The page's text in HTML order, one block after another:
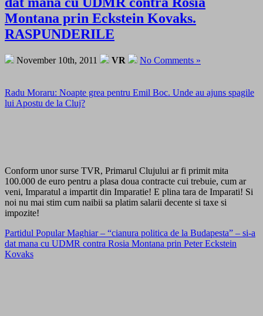
Montana prin Eckstein Kovaks.
RASPUNDERILE
November 10th, 2011 VR No Comments »
Radu Moraru: Noapte grea pentru Emil Boc. Unde au ajuns spagile
lui Apostu de la Cluj?
Conform unor surse TVR, Primarul Clujului ar fi primit mita
100.000 de euro pentru a plasa doua contracte cui trebuie, cum ar
veni, Imparatul a impartit din Imparatie! E plina tara de Imparati! Si
noi nu mai stim cum naibii sa platim salarii decente si taxe si
impozite!
Partidul Popular Maghiar – “cianura politica de la Budapesta” – si-a
dat mana cu UDMR contra Rosia Montana prin Peter Eckstein
Kovaks